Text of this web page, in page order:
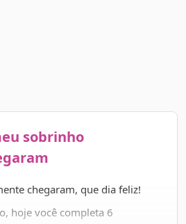
sobrinho
chegaram, que dia feliz!
hoje você completa 6